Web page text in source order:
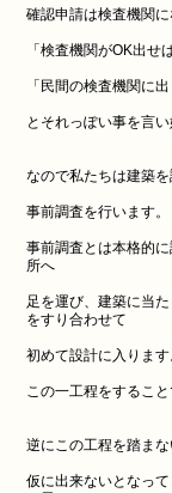
確認申請は検査機関に
「検査機関がOK出せ
「民間の検査機関に出
とそれっぽい事を言
なので私たちは建築
事前調査を行います。
事前調査とは本格的
所へ
足を運び、建築に当
をすり合わせて
初めて設計に入ります
この一工程をするこ
逆にこの工程を踏ま
仮に出来ないとなっ